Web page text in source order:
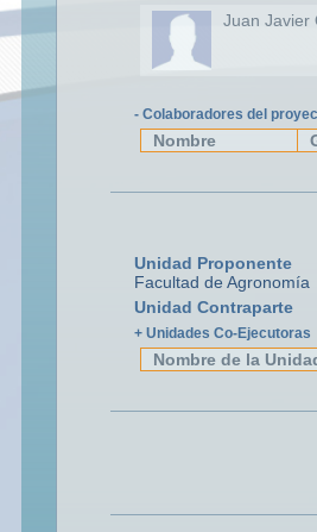
Juan Javier
- Colaboradores del
Nombre
Unidad Proponente
Facultad de Agronomía
Unidad Contraparte
+ Unidades Co-Ejecutoras
Nombre de la